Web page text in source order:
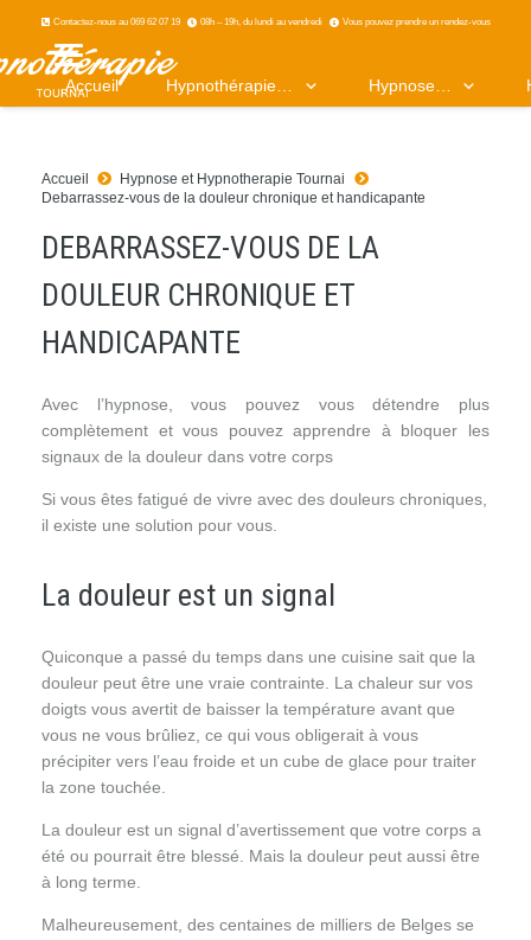
Contactez-nous au 069 62 07 19 08h – 19h, du lundi au vendredi Vous pouvez prendre un rendez-vous
Accueil Hypnothérapie… Hypnose…
Accueil
Hypnose et Hypnotherapie Tournai
Debarrassez-vous de la douleur chronique et handicapante
DEBARRASSEZ-VOUS DE LA
DOULEUR CHRONIQUE ET
HANDICAPANTE
Avec l’hypnose, vous pouvez vous détendre plus
complètement et vous pouvez apprendre à bloquer les
signaux de la douleur dans votre corps
Si vous êtes fatigué de vivre avec des douleurs chroniques,
il existe une solution pour vous.
La douleur est un signal
Quiconque a passé du temps dans une cuisine sait que la
douleur peut être une vraie contrainte. La chaleur sur vos
doigts vous avertit de baisser la température avant que
vous ne vous brûliez, ce qui vous obligerait à vous
précipiter vers l’eau froide et un cube de glace pour traiter
la zone touchée.
La douleur est un signal d’avertissement que votre corps a
été ou pourrait être blessé. Mais la douleur peut aussi être
à long terme.
Malheureusement, des centaines de milliers de Belges se